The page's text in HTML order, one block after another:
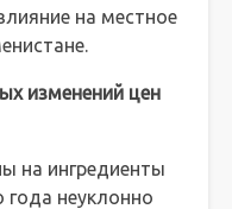
на местное
изменений цен
на ингредиенты
года неуклонно